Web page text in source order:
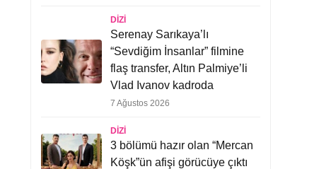
DIZI
Serenay Sarıkaya’lı
“Sevdiğim İnsanlar” filmine
flaş transfer, Altın Palmiye’li
Vlad Ivanov kadroda
7 Ağustos 2026
DIZI
3 bölümü hazır olan “Mercan
Köşk”ün afişi görücüye çıktı